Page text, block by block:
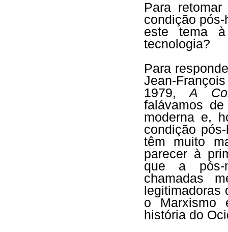
Para
condição
este tema à
tecnologia?
Para
Jean-
1979,A
falávamos
moderna e,
condição
têm muito
parecer à
que a pós-
chamadas
o Marxismo
história do